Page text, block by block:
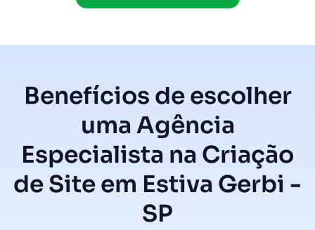
Benefícios de escolher
uma Agência
Especialista na Criação
de Site em Estiva Gerbi -
SP